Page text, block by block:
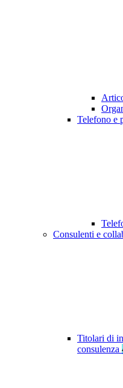
Telefono e
Consulenti e
Titolari di
consulenza